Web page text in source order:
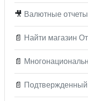
🎥 Валютные отчеты
📄 Найти магазин
📄
📄